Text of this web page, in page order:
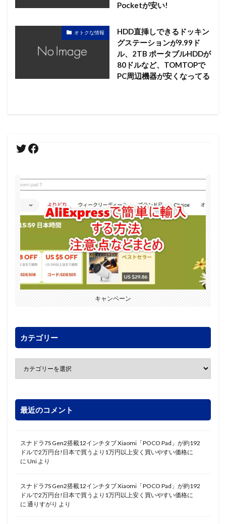
Pocketが安い!
オトクな情報
HDD直挿しできるドッキン
グステーションが9.99ド
ル、2TB ポータブルHDDが
80ドルなど、TOMTOPで
PC周辺機器が安くなってる
キャンペーン
カテゴリー
最近のコメント
スナドラ7S Gen2搭載12インチタブ Xiaomi「POCO Pad」が約192
ドルで2万円台!日本で買うより1万円以上安く買いやすい価格に
に Uni より
スナドラ7S Gen2搭載12インチタブ Xiaomi「POCO Pad」が約192
ドルで2万円台!日本で買うより1万円以上安く買いやすい価格に
に 通りすがり より